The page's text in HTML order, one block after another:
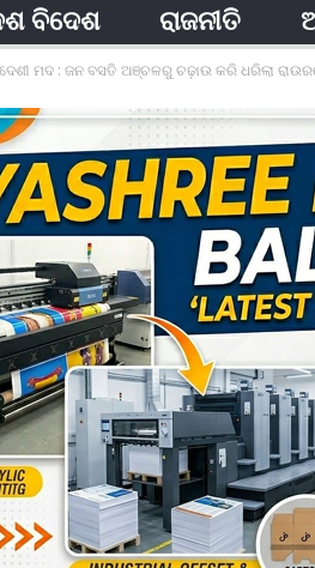
ବିଦେଶ ରାଜନୀତି
ମଦ : ଜନ ବସତି ଅଞ୍ଚଳରୁ ଚଢ଼ାଉ କରି ଧରିଲା